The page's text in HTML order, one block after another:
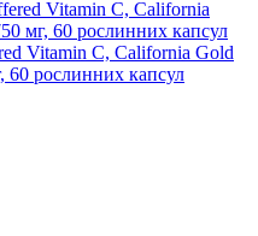
Vitamin C, California Gold
60 рослинних капсул